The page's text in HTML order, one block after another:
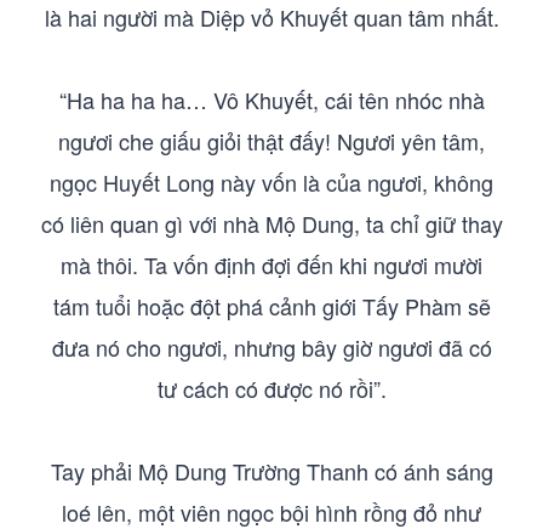
là hai người mà Diệp vỏ Khuyết quan tâm nhất.
“Ha ha ha ha… Vô Khuyết, cái tên nhóc nhà
ngươi che giấu giỏi thật đấy! Ngươi yên tâm,
ngọc Huyết Long này vốn là của ngươi, không
có liên quan gì với nhà Mộ Dung, ta chỉ giữ thay
mà thôi. Ta vốn định đợi đến khi ngươi mười
tám tuổi hoặc đột phá cảnh giới Tấy Phàm sẽ
đưa nó cho ngươi, nhưng bây giờ ngươi đã có
tư cách có được nó rồi”.
Tay phải Mộ Dung Trường Thanh có ánh sáng
loé lên, một viên ngọc bội hình rồng đỏ như